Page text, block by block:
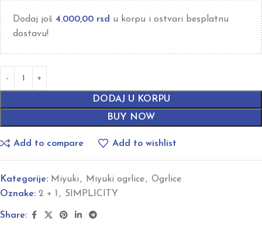
Dodaj još 4.000,00 rsd u korpu i ostvari besplatnu
dostavu!
DODAJ U KORPU
BUY NOW
Add to compare Add to wishlist
Kategorije: Miyuki , Miyuki ogrlice, Ogrlice
Oznake: 2 + 1 , SIMPLICITY
Share: